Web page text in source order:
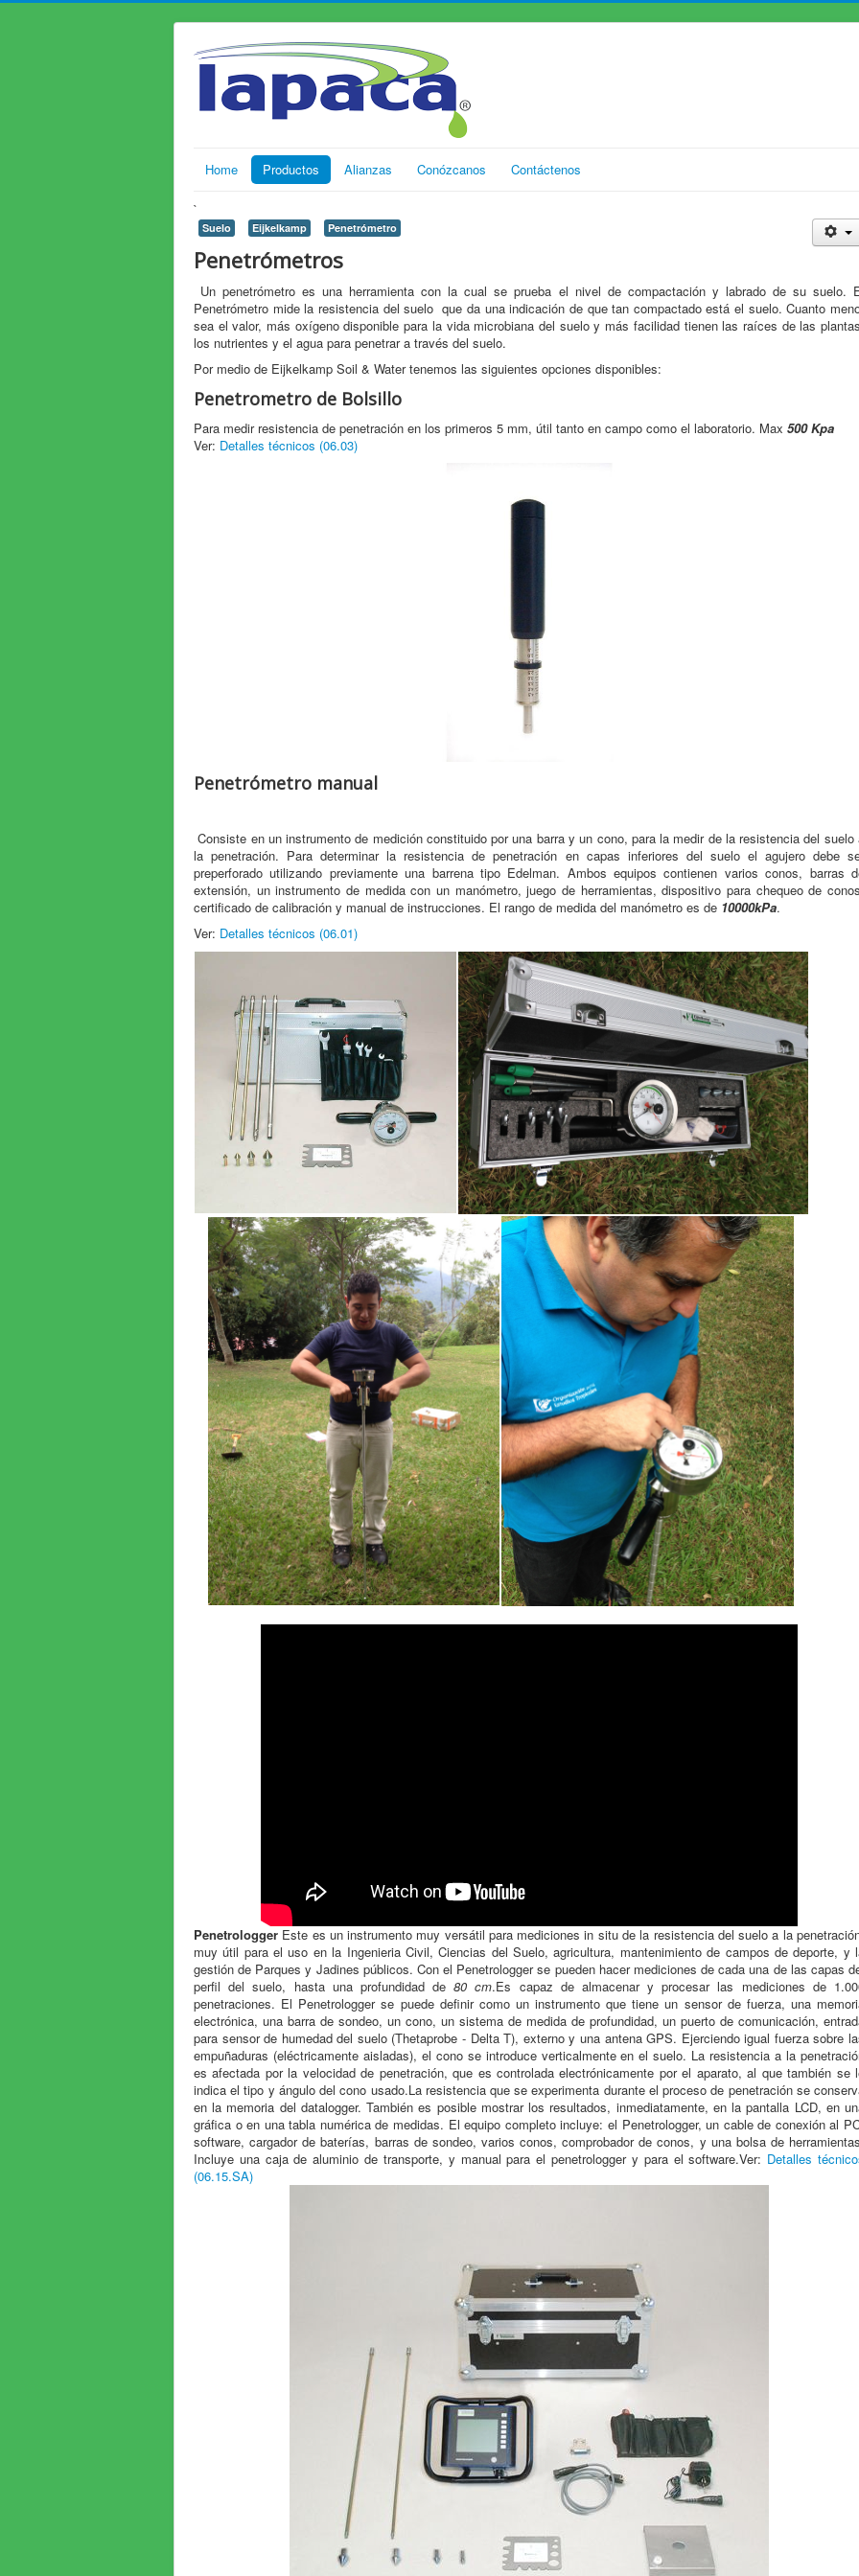
Home Productos Alianzas Conózcanos Contáctenos
`
Suelo Eijkelkamp Penetrómetro
Penetrómetros
Un penetrómetro es una herramienta con la cual se prueba el nivel de compactación y labrado de su suelo.
Penetrómetro mide la resistencia del suelo que da una indicación de que tan compactado está el suelo. Cuanto
sea el valor, más oxígeno disponible para la vida microbiana del suelo y más facilidad tienen las raíces de las
los nutrientes y el agua para penetrar a través del suelo.
Por medio de Eijkelkamp Soil & Water tenemos las siguientes opciones disponibles:
Penetrometro de Bolsillo
Para medir resistencia de penetración en los primeros 5 mm, útil tanto en campo como el laboratorio. Max 500 Kpa
Ver: Detalles técnicos (06.03)
Penetrómetro manual
Consiste en un instrumento de medición constituido por una barra y un cono, para la medir de la resistencia del suelo
la penetración. Para determinar la resistencia de penetración en capas inferiores del suelo el agujero debe
preperforado utilizando previamente una barrena tipo Edelman. Ambos equipos contienen varios conos, barras
extensión, un instrumento de medida con un manómetro, juego de herramientas, dispositivo para chequeo de
certificado de calibración y manual de instrucciones. El rango de medida del manómetro es de 10000kPa.
Ver: Detalles técnicos (06.01)
Penetrologger Este es un instrumento muy versátil para mediciones in situ de la resistencia del suelo a la
muy útil para el uso en la Ingenieria Civil, Ciencias del Suelo, agricultura, mantenimiento de campos de deporte, y
gestión de Parques y Jadines públicos. Con el Penetrologger se pueden hacer mediciones de cada una de las capas
perfil del suelo, hasta una profundidad de80 cm.Es capaz de almacenar y procesar las mediciones de
penetraciones. El Penetrologger se puede definir como un instrumento que tiene un sensor de fuerza, una
electrónica, una barra de sondeo, un cono, un sistema de medida de profundidad, un puerto de comunicación,
para sensor de humedad del suelo (Thetaprobe - Delta T), externo y una antena GPS. Ejerciendo igual fuerza sobre
empuñaduras (eléctricamente aisladas), el cono se introduce verticalmente en el suelo. La resistencia a la
es afectada por la velocidad de penetración, que es controlada electrónicamente por el aparato, al que también se
indica el tipo y ángulo del cono usado.La resistencia que se experimenta durante el proceso de penetración se
en la memoria del datalogger. También es posible mostrar los resultados, inmediatamente, en la pantalla LCD, en
gráfica o en una tabla numérica de medidas. El equipo completo incluye: el Penetrologger, un cable de conexión al
software, cargador de baterías, barras de sondeo, varios conos, comprobador de conos, y una bolsa de
Incluye una caja de aluminio de transporte, y manual para el penetrologger y para el software.Ver: Detalles
(06.15.SA)